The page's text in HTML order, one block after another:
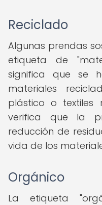
Reciclado
Algunas prendas
etiqueta de
significa que se
materiales
plástico o textiles
verifica que la
reducción de
vida de los
Orgánico
La etiqueta